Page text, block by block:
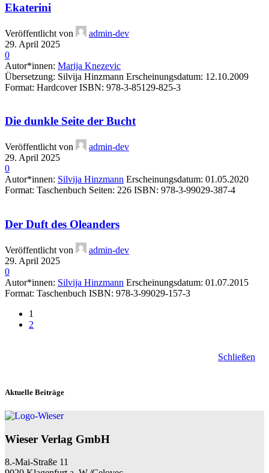
Ekaterini
Veröffentlicht von
admin-dev
29. April 2025
0
Autor*innen: Marija Knezevic
Übersetzung: Silvija Hinzmann Erscheinungsdatum: 12.10.2009
Format: Hardcover ISBN: 978-3-85129-825-3
Die dunkle Seite der Bucht
Veröffentlicht von
admin-dev
29. April 2025
0
Autor*innen: Silvija Hinzmann Erscheinungsdatum: 01.05.2020
Format: Taschenbuch Seiten: 226 ISBN: 978-3-99029-387-4
Der Duft des Oleanders
Veröffentlicht von
admin-dev
29. April 2025
0
Autor*innen: Silvija Hinzmann Erscheinungsdatum: 01.07.2015
Format: Taschenbuch ISBN: 978-3-99029-157-3
1
2
Schließen
Aktuelle Beiträge
Wieser Verlag GmbH
8.-Mai-Straße 11